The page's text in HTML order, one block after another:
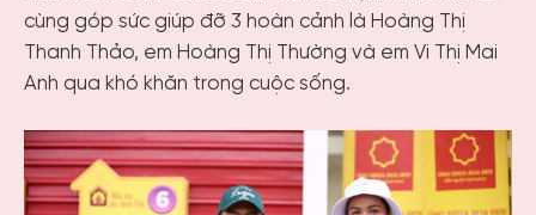
cùng góp sức giúp đỡ 3 hoàn cảnh là Hoàng Thị
Thanh Thảo, em Hoàng Thị Thường và em Vi Thị Mai
Anh qua khó khăn trong cuộc sống.